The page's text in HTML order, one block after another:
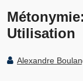
Utilisation
Alexandre